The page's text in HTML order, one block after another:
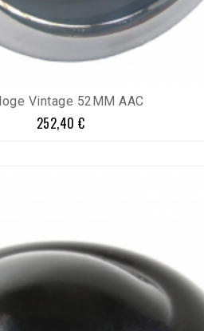
Vintage 52MM AAC
Prix
252,40 €